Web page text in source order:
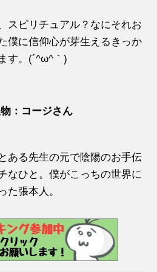
スピリチュアル？なにそれお
僕に信仰心が芽生えるきっか
す。(´^ω^｀)
：コージさん
ある先生の元で陰陽のお手伝
なひと。僕がこっちの世界に
た張本人。